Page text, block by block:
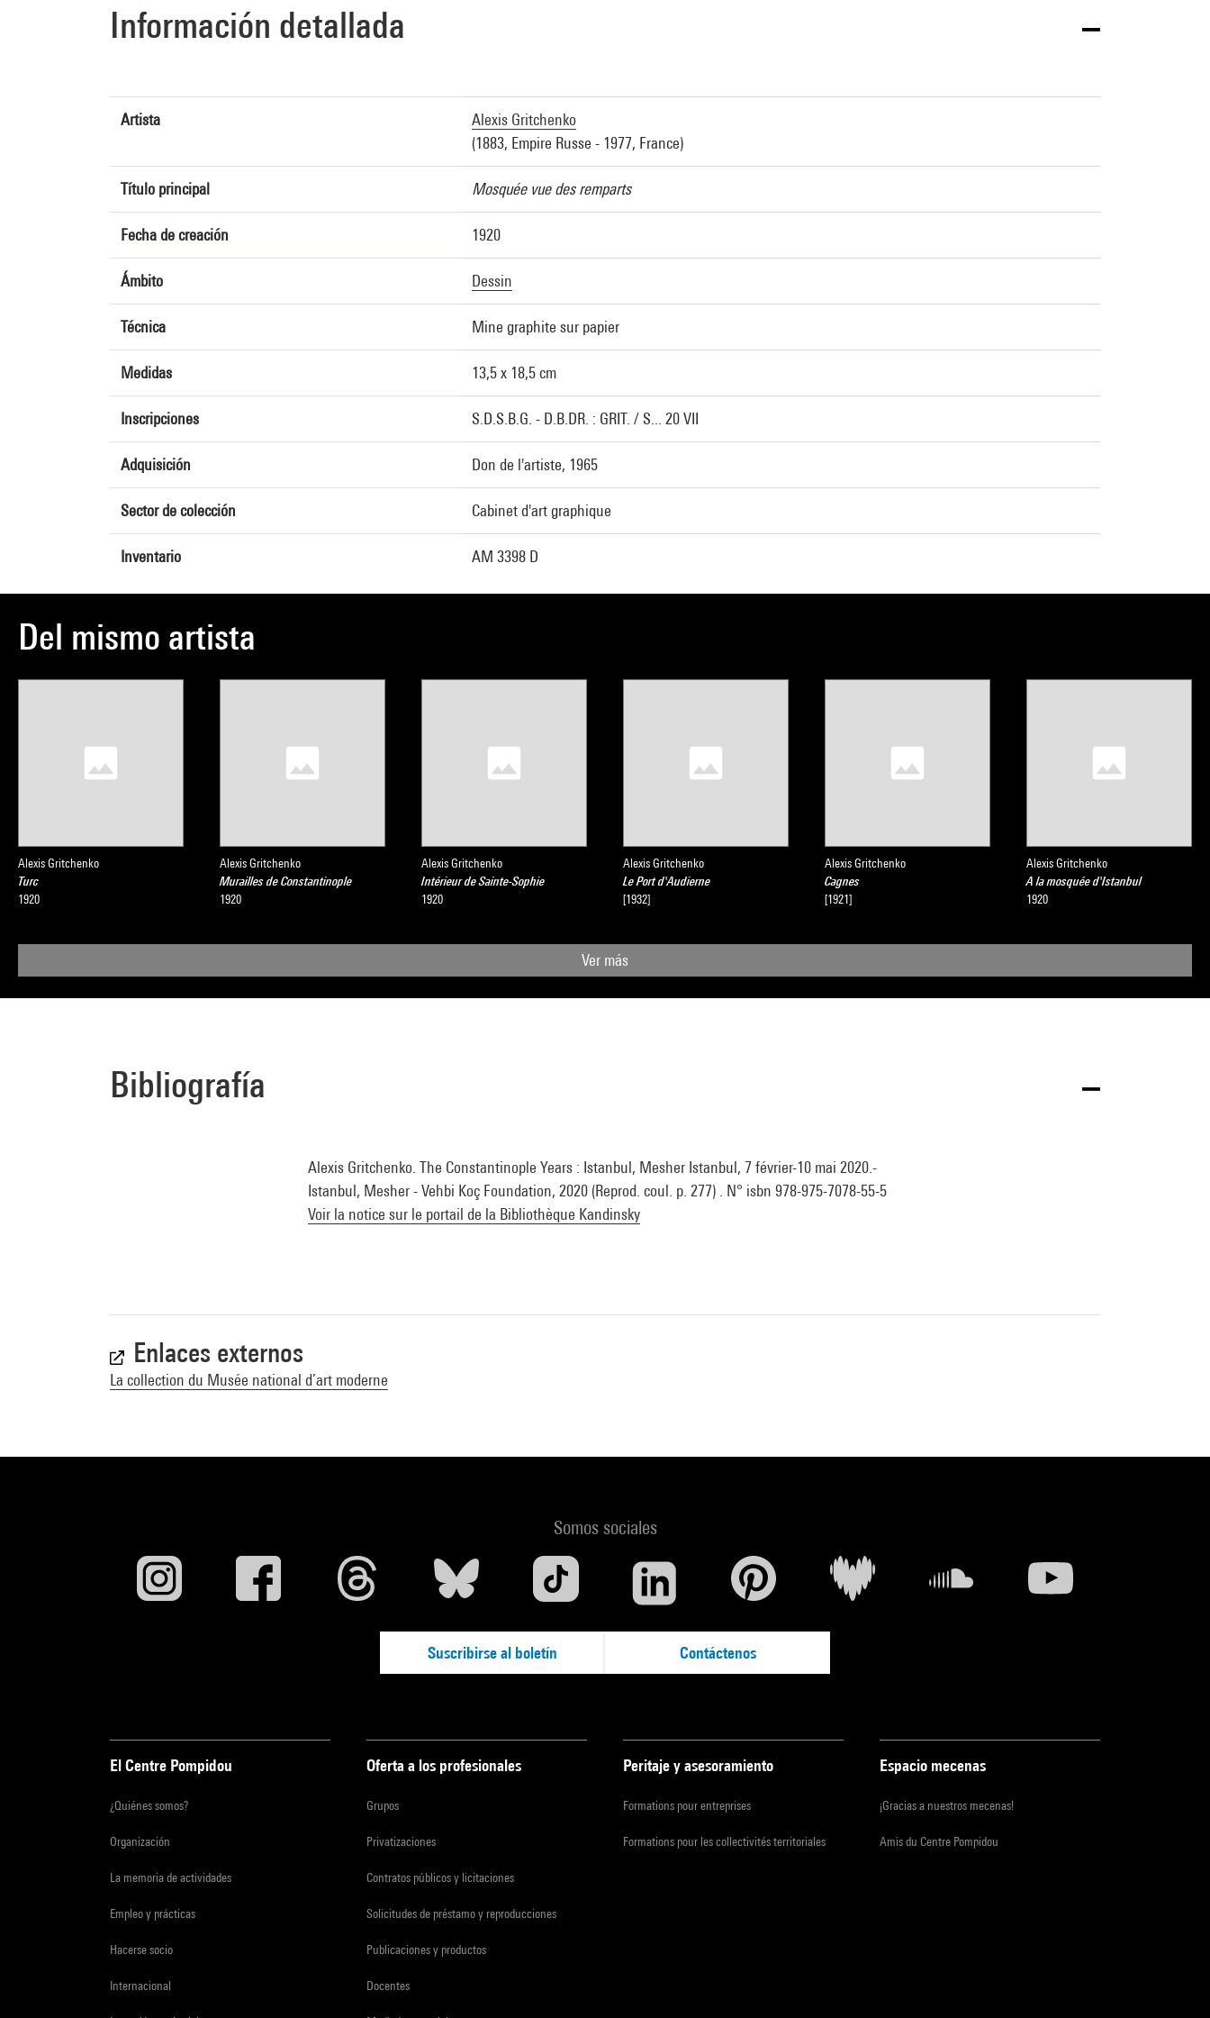
Información detallada
Artista
Alexis Gritchenko
(1883, Empire Russe - 1977, France)
Título principal Mosquée vue des remparts
Fecha de creación 1920
Ámbito Dessin
Técnica Mine graphite sur papier
Medidas 13,5 x 18,5 cm
Inscripciones S.D.S.B.G. - D.B.DR. : GRIT. / S... 20 VII
Adquisición Don de l'artiste, 1965
Sector de colección Cabinet d'art graphique
Inventario AM 3398 D
Del mismo artista
Alexis Gritchenko
Turc
1920
Alexis Gritchenko
Murailles de Constantinople
1920
Alexis Gritchenko
Intérieur de Sainte-Sophie
1920
Alexis Gritchenko
Le Port d'Audierne
[1932]
Alexis Gritchenko
Cagnes
[1921]
Alexis Gritchenko
A la mosquée d'Istanbul
1920
Ver más
Bibliografía
Alexis Gritchenko. The Constantinople Years : Istanbul, Mesher Istanbul, 7 février-10 mai 2020.-
Istanbul, Mesher - Vehbi Koç Foundation, 2020 (Reprod. coul. p. 277) . N° isbn 978-975-7078-55-5
Voir la notice sur le portail de la Bibliothèque Kandinsky
Enlaces externos
La collection du Musée national d’art moderne
Somos sociales
Suscribirse al boletín Contáctenos
El Centre Pompidou
¿Quiénes somos?
Organización
La memoria de actividades
Empleo y prácticas
Hacerse socio
Internacional
Oferta a los profesionales
Grupos
Privatizaciones
Contratos públicos y licitaciones
Solicitudes de préstamo y reproducciones
Publicaciones y productos
Docentes
Peritaje y asesoramiento
Formations pour entreprises
Formations pour les collectivités territoriales
Espacio mecenas
¡Gracias a nuestros mecenas!
Amis du Centre Pompidou